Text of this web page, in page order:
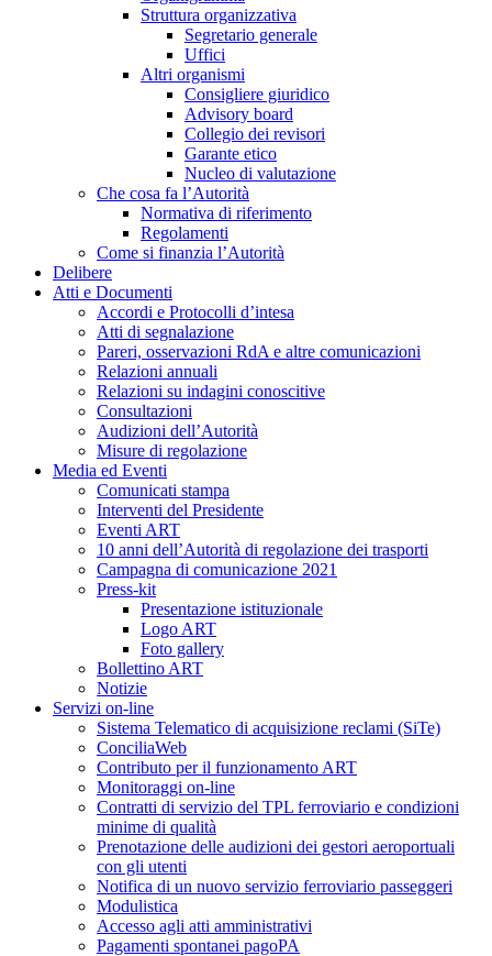
Struttura organizzativa
Segretario generale
Uffici
Altri organismi
Consigliere giuridico
Advisory board
Collegio dei revisori
Garante etico
Nucleo di valutazione
Che cosa fa l’Autorità
Normativa di riferimento
Regolamenti
Come si finanzia l’Autorità
Delibere
Atti e Documenti
Accordi e Protocolli d’intesa
Atti di segnalazione
Pareri, osservazioni RdA e altre comunicazioni
Relazioni annuali
Relazioni su indagini conoscitive
Consultazioni
Audizioni dell’Autorità
Misure di regolazione
Media ed Eventi
Comunicati stampa
Interventi del Presidente
Eventi ART
10 anni dell’Autorità di regolazione dei trasporti
Campagna di comunicazione 2021
Press-kit
Presentazione istituzionale
Logo ART
Foto gallery
Bollettino ART
Notizie
Servizi on-line
Sistema Telematico di acquisizione reclami (SiTe)
ConciliaWeb
Contributo per il funzionamento ART
Monitoraggi on-line
Contratti di servizio del TPL ferroviario e condizioni
minime di qualità
Prenotazione delle audizioni dei gestori aeroportuali
con gli utenti
Notifica di un nuovo servizio ferroviario passeggeri
Modulistica
Accesso agli atti amministrativi
Pagamenti spontanei pagoPA